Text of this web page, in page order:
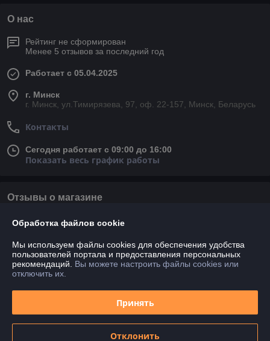
О нас
Рейтинг не сформирован
Менее 5 отзывов за последний год
Работает с 05.04.2025
г. Минск
г. Минск, ул.Тимирязева, 97, оф. 22-157, Минск, Беларусь
Контакты
Сегодня работает с 09:00 до 16:00
Показать весь график работы
Отзывы о магазине
У компании пока нет отзывов, добавьте первый
О нас
Доставка и оплата
Обработка файлов cookie
Мы используем файлы cookies для обеспечения удобства
пользователей портала и предоставления персональных
рекомендаций. Вы можете настроить файлы cookies или
отключить их.
Принять
Отклонить